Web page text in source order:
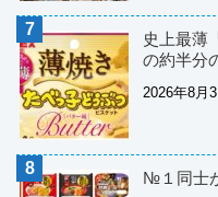
史上最薄
の約半分
2026年8月3
№１同士